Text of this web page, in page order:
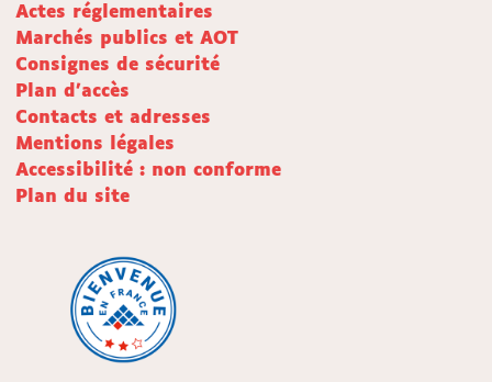
Actes réglementaires
Marchés publics et AOT
Consignes de sécurité
Plan d'accès
Contacts et adresses
Mentions légales
Accessibilité : non conforme
Plan du site